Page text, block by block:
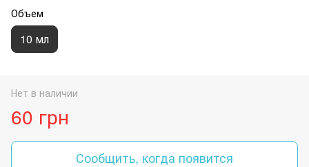
Объем
10 мл
Нет в наличии
60 грн
Сообщить, когда появится